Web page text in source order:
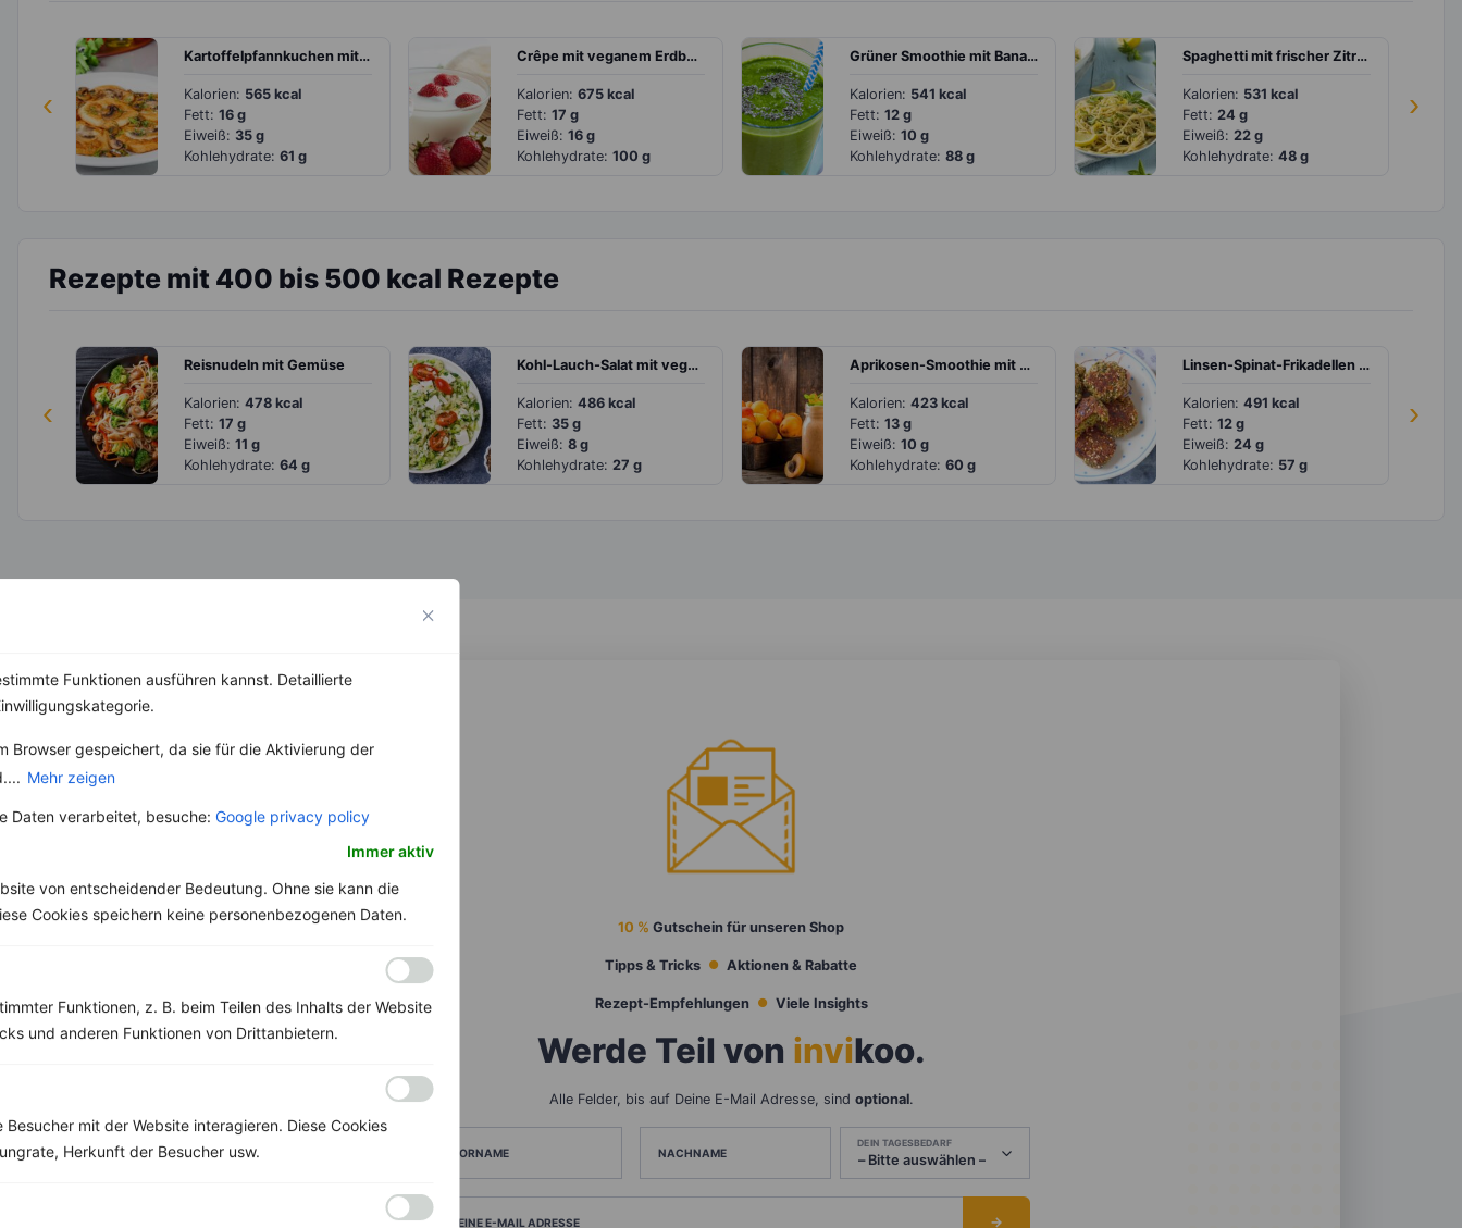
Funktionen ausführen kannst. Detaillierte
Browser gespeichert, da sie für die Aktivierung der
Mehr zeigen
Daten verarbeitet, besuche: Google privacy policy
Immer aktiv
von entscheidender Bedeutung. Ohne sie kann die
Cookies speichern keine personenbezogenen Daten.
Funktionen, z. B. beim Teilen des Inhalts der Website
und anderen Funktionen von Drittanbietern.
mit der Website interagieren. Diese Cookies
Herkunft der Besucher usw.
‹ ›
Kartoffelpfannkuchen mit Champignons
Kalorien: 565 kcal
Fett: 16 g
Eiweiß: 35 g
Kohlehydrate: 61 g
Crêpe mit veganem Erdbeerjoghurt und Erdbeeren
Kalorien: 675 kcal
Fett: 17 g
Eiweiß: 16 g
Kohlehydrate: 100 g
Grüner Smoothie mit Banane, Spinat und Zitronensaft
Kalorien: 541 kcal
Fett: 12 g
Eiweiß: 10 g
Kohlehydrate: 88 g
Spaghetti mit frischer Zitrone und Tomatensalat
Kalorien: 531 kcal
Fett: 24 g
Eiweiß: 22 g
Kohlehydrate: 48 g
Rezepte mit 400 bis 500 kcal Rezepte
‹ ›
Reisnudeln mit Gemüse
Kalorien: 478 kcal
Fett: 17 g
Eiweiß: 11 g
Kohlehydrate: 64 g
Kohl-Lauch-Salat mit veganem Feta
Kalorien: 486 kcal
Fett: 35 g
Eiweiß: 8 g
Kohlehydrate: 27 g
Aprikosen-Smoothie mit Orange
Kalorien: 423 kcal
Fett: 13 g
Eiweiß: 10 g
Kohlehydrate: 60 g
Linsen-Spinat-Frikadellen mit Dip
Kalorien: 491 kcal
Fett: 12 g
Eiweiß: 24 g
Kohlehydrate: 57 g
10 % Gutschein für unseren Shop
Tipps & Tricks Aktionen & Rabatte
Rezept-Empfehlungen Viele Insights
Werde Teil von invikoo.
Alle Felder, bis auf Deine E-Mail Adresse, sind optional.
VORNAME NACHNAME
DEIN TAGESBEDARF
DEINE E-MAIL ADRESSE